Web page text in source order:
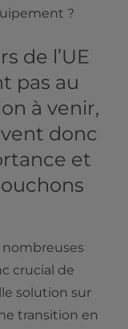
?
de l’UE
pas au
à venir,
donc
et
crucial de
solution sur
transition en